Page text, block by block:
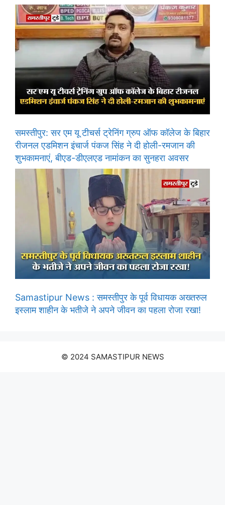
समस्तीपुर: सर एम यू टीचर्स ट्रेनिंग ग्रुप ऑफ कॉलेज के बिहार
रीजनल एडमिशन इंचार्ज पंकज सिंह ने दी होली-रमजान की
शुभकामनाएं, बीएड-डीएलएड नामांकन का सुनहरा अवसर
Samastipur News : समस्तीपुर के पूर्व विधायक अख्तरुल
इस्लाम शाहीन के भतीजे ने अपने जीवन का पहला रोजा रखा!
© 2024 SAMASTIPUR NEWS